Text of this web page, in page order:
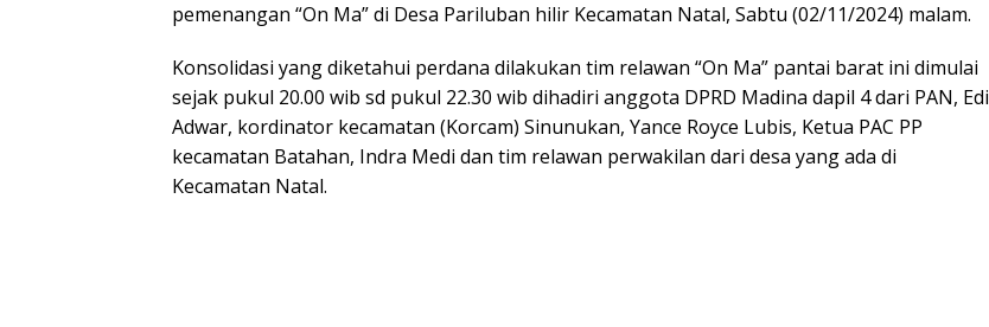
pemenangan “On Ma” di Desa Pariluban hilir Kecamatan Natal, Sabtu (02/11/2024) malam.
Konsolidasi yang diketahui perdana dilakukan tim relawan “On Ma” pantai barat ini dimulai
sejak pukul 20.00 wib sd pukul 22.30 wib dihadiri anggota DPRD Madina dapil 4 dari PAN, Edi
Adwar, kordinator kecamatan (Korcam) Sinunukan, Yance Royce Lubis, Ketua PAC PP
kecamatan Batahan, Indra Medi dan tim relawan perwakilan dari desa yang ada di
Kecamatan Natal.